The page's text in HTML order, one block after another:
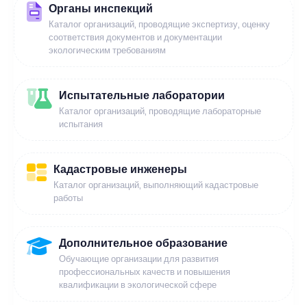
Органы инспекций
Каталог организаций, проводящие экспертизу, оценку
соответствия документов и документации
экологическим требованиям
Испытательные лаборатории
Каталог организаций, проводящие лабораторные
испытания
Кадастровые инженеры
Каталог организаций, выполняющий кадастровые
работы
Дополнительное образование
Обучающие организации для развития
профессиональных качеств и повышения
квалификации в экологической сфере